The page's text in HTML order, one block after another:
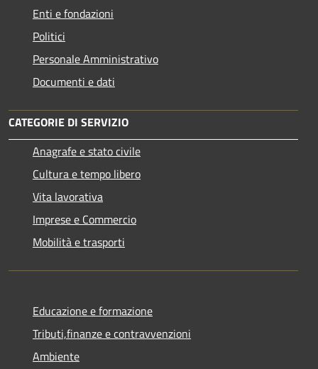
Enti e fondazioni
Politici
Personale Amministrativo
Documenti e dati
CATEGORIE DI SERVIZIO
Anagrafe e stato civile
Cultura e tempo libero
Vita lavorativa
Imprese e Commercio
Mobilità e trasporti
Educazione e formazione
Tributi,finanze e contravvenzioni
Ambiente